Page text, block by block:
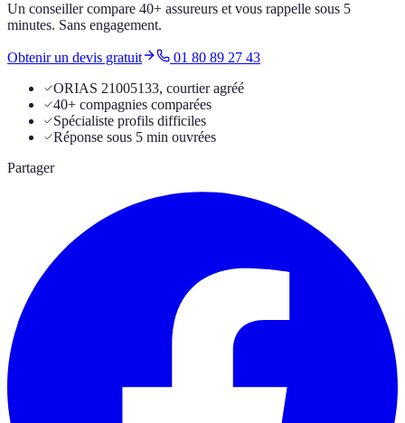
Un conseiller compare 40+ assureurs et vous rappelle sous 5
minutes. Sans engagement.
Obtenir un devis gratuit
01 80 89 27 43
ORIAS 21005133, courtier agréé
40+ compagnies comparées
Spécialiste profils difficiles
Réponse sous 5 min ouvrées
Partager